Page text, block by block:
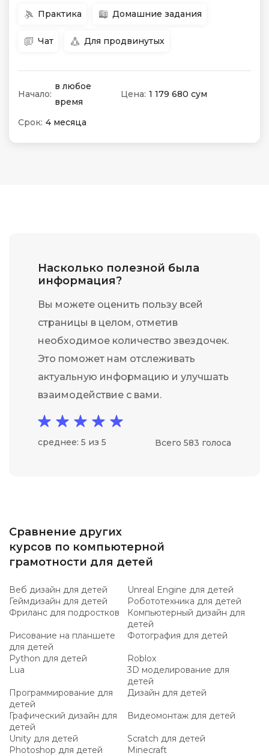
Практика Домашние задания
Чат Для продвинутых
Начало:
в любое
время
Цена: 1 179 680 сум
Срок: 4 месяца
Насколько полезной была
информация?
Вы можете оценить пользу всей
страницы в целом, отметив
необходимое количество звездочек.
Это поможет нам отслеживать
актуальную информацию и улучшать
взаимодействие с вами.
среднее: 5 из 5 Всего 583 голоса
Сравнение других
курсов по компьютерной
грамотности для детей
Веб дизайн для детей
Unreal Engine для детей
Геймдизайн для детей
Робототехника для детей
Фриланс для подростков
Компьютерный дизайн для
детей
Рисование на планшете
для детей
Фотография для детей
Python для детей
Roblox
Lua
3D моделирование для
детей
Программирование для
детей
Дизайн для детей
Графический дизайн для
детей
Видеомонтаж для детей
Unity для детей
Scratch для детей
Photoshop для детей
Minecraft